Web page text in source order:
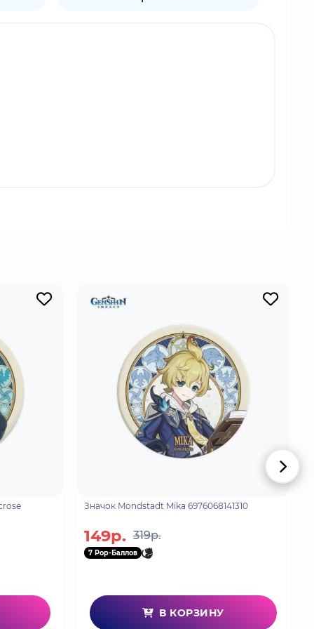
Жители Мондштадта высоко ценят его,
Значок Mondstadt Mika 6976068141310
149р. 319р.
7 Pop-Баллов
В КОРЗИНУ